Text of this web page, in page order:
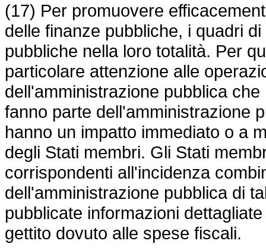
(17) Per promuovere
delle finanze pubbliche, i quadri
pubbliche nella loro totalità. Per
particolare attenzione alle
dell'amministrazione pubblica
fanno parte dell'amministrazione
hanno un impatto immediato o a
degli Stati membri. Gli Stati
corrispondenti all'incidenza
dell'amministrazione pubblica di
pubblicate informazioni
gettito dovuto alle spese fiscali.